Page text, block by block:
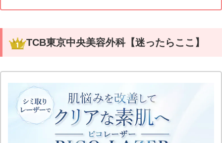
TCB東京中央美容外科【迷ったらここ】